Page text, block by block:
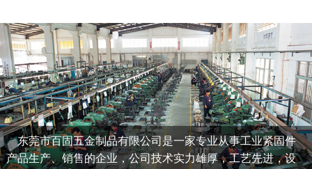
东莞市百固五金制品有限公司是一家专业从事工业紧固件
产品生产、销售的企业，公司技术实力雄厚，工艺先进，设